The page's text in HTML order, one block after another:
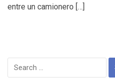
entre un camionero […]
Search
for: